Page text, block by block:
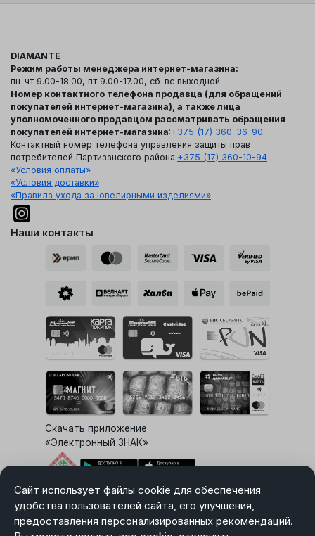
Сайт использует файлы cookie для обеспечения
удобства пользователей сайта, его улучшения,
предоставления персонализированных рекомендаций.
DIAMANTE
Режим работы менеджера интернет-магазина:
пн-чт 9.00-18.00, пт 9.00-17.00, сб-вс выходной.
Номер контактного телефона продавца (для обращений
покупателей интернет-магазина), а также лица
уполномоченного продавцом рассматривать обращения
покупателей интернет-магазина:+375 (17) 360-36-90.
Контактный номер телефона управления защиты прав
потребителей Партизанского района:+375 (17) 360-10-94
«Условия оплаты»
«Условия доставки»
«Правила ухода за ювелирными изделиями»
Наши контакты
Скачать приложение
«Электронный ЗНАК»
Выбор настроек Cookie